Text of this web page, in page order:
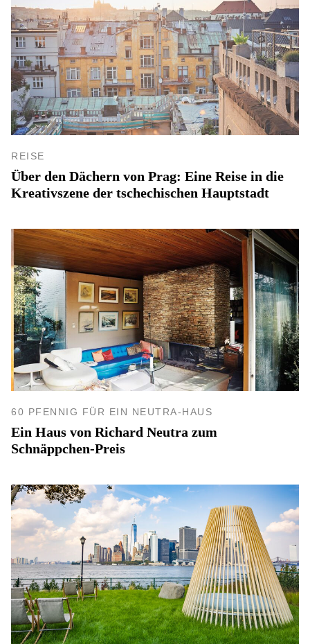
REISE
Über den Dächern von Prag: Eine Reise in die
Kreativszene der tschechischen Hauptstadt
60 PFENNIG FÜR EIN NEUTRA-HAUS
Ein Haus von Richard Neutra zum
Schnäppchen-Preis